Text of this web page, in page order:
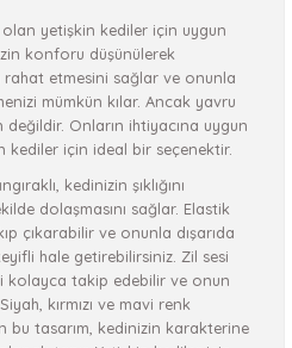
yetişkin kediler için uygun
konforu düşünülerek
rahat etmesini sağlar ve onunla
mümkün kılar. Ancak yavru
Onların ihtiyacına uygun
kediler için ideal bir seçenektir.
kedinizin şıklığını
dolaşmasını sağlar. Elastik
çıkarabilir ve onunla dışarıda
hale getirebilirsiniz. Zil sesi
kolayca takip edebilir ve onun
kırmızı ve mavi renk
bu tasarım, kedinizin karakterine